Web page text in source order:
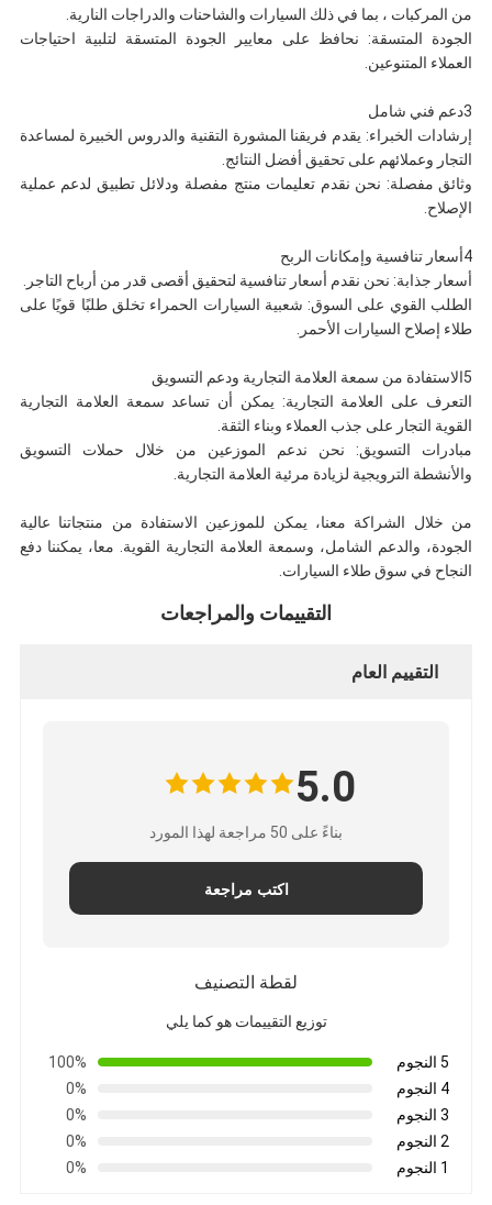
من المركبات ، بما في ذلك السيارات والشاحنات والدراجات النارية.
الجودة المتسقة: نحافظ على معايير الجودة المتسقة لتلبية احتياجات
العملاء المتنوعين.
3دعم فني شامل
إرشادات الخبراء: يقدم فريقنا المشورة التقنية والدروس الخبيرة لمساعدة
التجار وعملائهم على تحقيق أفضل النتائج.
وثائق مفصلة: نحن نقدم تعليمات منتج مفصلة ودلائل تطبيق لدعم عملية
الإصلاح.
4أسعار تنافسية وإمكانات الربح
أسعار جذابة: نحن نقدم أسعار تنافسية لتحقيق أقصى قدر من أرباح التاجر.
الطلب القوي على السوق: شعبية السيارات الحمراء تخلق طلبًا قويًا على
طلاء إصلاح السيارات الأحمر.
5الاستفادة من سمعة العلامة التجارية ودعم التسويق
التعرف على العلامة التجارية: يمكن أن تساعد سمعة العلامة التجارية
القوية التجار على جذب العملاء وبناء الثقة.
مبادرات التسويق: نحن ندعم الموزعين من خلال حملات التسويق
والأنشطة الترويجية لزيادة مرئية العلامة التجارية.
من خلال الشراكة معنا، يمكن للموزعين الاستفادة من منتجاتنا عالية
الجودة، والدعم الشامل، وسمعة العلامة التجارية القوية. معا، يمكننا دفع
النجاح في سوق طلاء السيارات.
التقييمات والمراجعات
التقييم العام
5.0
بناءً على 50 مراجعة لهذا المورد
اكتب مراجعة
لقطة التصنيف
توزيع التقييمات هو كما يلي
5 النجوم
100%
4 النجوم
0%
3 النجوم
0%
2 النجوم
0%
1 النجوم
0%